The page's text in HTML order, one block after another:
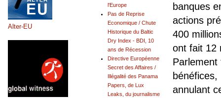
banques
actions
400
ont fait 12
Parlement
annulant
l'Europe
Pas de Reprise
Economique / Chute
Historique du Baltic
Dry Index - BDI, 10
ans de Récession
Directive Européenne
Secret des Affaires /
Illégalité des Panama
Papers, de Lux
Leaks, du journalisme
Alter-EU